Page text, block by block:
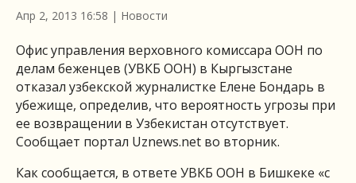
Апр 2, 2013 16:58 | Новости
Офис управления верховного комиссара ООН по
делам беженцев (УВКБ ООН) в Кыргызстане
отказал узбекской журналистке Елене Бондарь в
убежище, определив, что вероятность угрозы при
ее возвращении в Узбекистан отсутствует.
Сообщает портал Uznews.net во вторник.
Как сообщается, в ответе УВКБ ООН в Бишкеке «с